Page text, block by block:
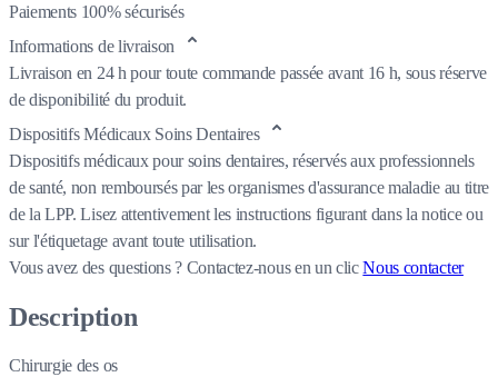
Paiements 100% sécurisés
Informations de livraison
Livraison en 24 h pour toute commande passée avant 16 h, sous réserve
de disponibilité du produit.
Dispositifs Médicaux Soins Dentaires
Dispositifs médicaux pour soins dentaires, réservés aux professionnels
de santé, non remboursés par les organismes d'assurance maladie au titre
de la LPP. Lisez attentivement les instructions figurant dans la notice ou
sur l'étiquetage avant toute utilisation.
Vous avez des questions ? Contactez-nous en un clicNous contacter
Description
Chirurgie des os